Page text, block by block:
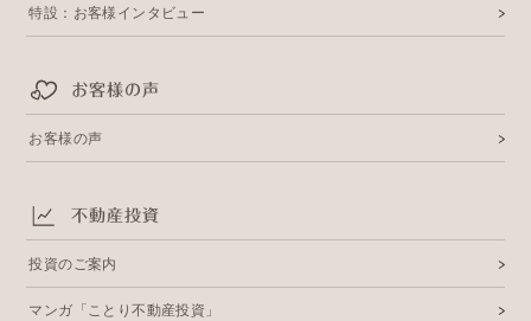
特設：お客様インタビュー
お客様の声
お客様の声
不動産投資
投資のご案内
マンガ「ことり不動産投資」